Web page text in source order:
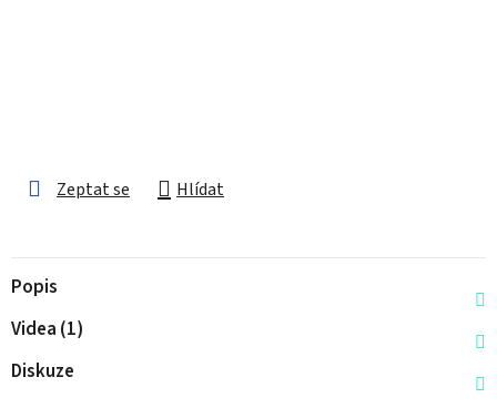
Zeptat se Hlídat
Popis
Videa (1)
Diskuze